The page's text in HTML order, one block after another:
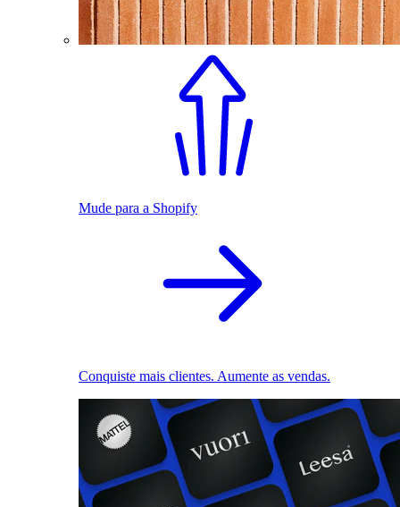
Mude para a Shopify
Conquiste mais clientes. Aumente as vendas.